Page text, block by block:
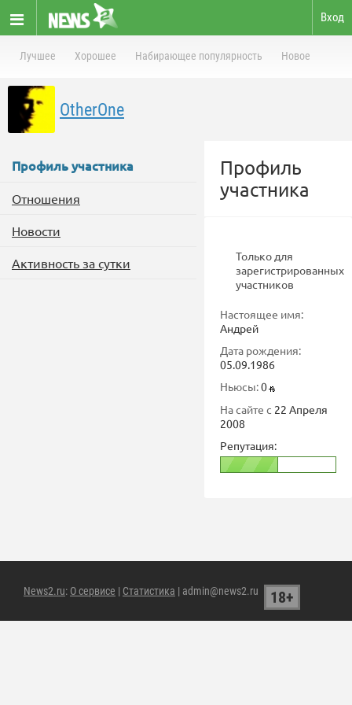
Вход
Лучшее Хорошее Набирающее популярность Новое
OtherOne
Профиль участника
Отношения
Новости
Активность за сутки
Профиль
участника
Только для
зарегистрированных
участников
Настоящее имя:
Андрей
Дата рождения:
05.09.1986
Ньюсы:0
На сайте с 22 Апреля
2008
Репутация:
News2.ru: О сервисе | Статистика | admin@news2.ru 18+